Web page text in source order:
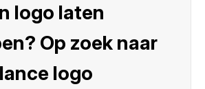
logo laten
Op zoek naar
logo